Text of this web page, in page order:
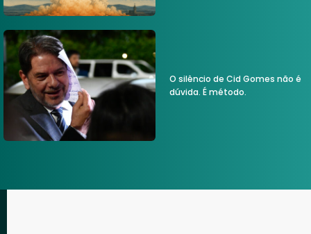
O silêncio de Cid Gomes não é
dúvida. É método.